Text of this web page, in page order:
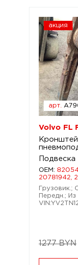
акция
арт.
Volvo FL
Подвеска
OEM:
20781942,
Грузовик.;
Передн.;
1277 BYN